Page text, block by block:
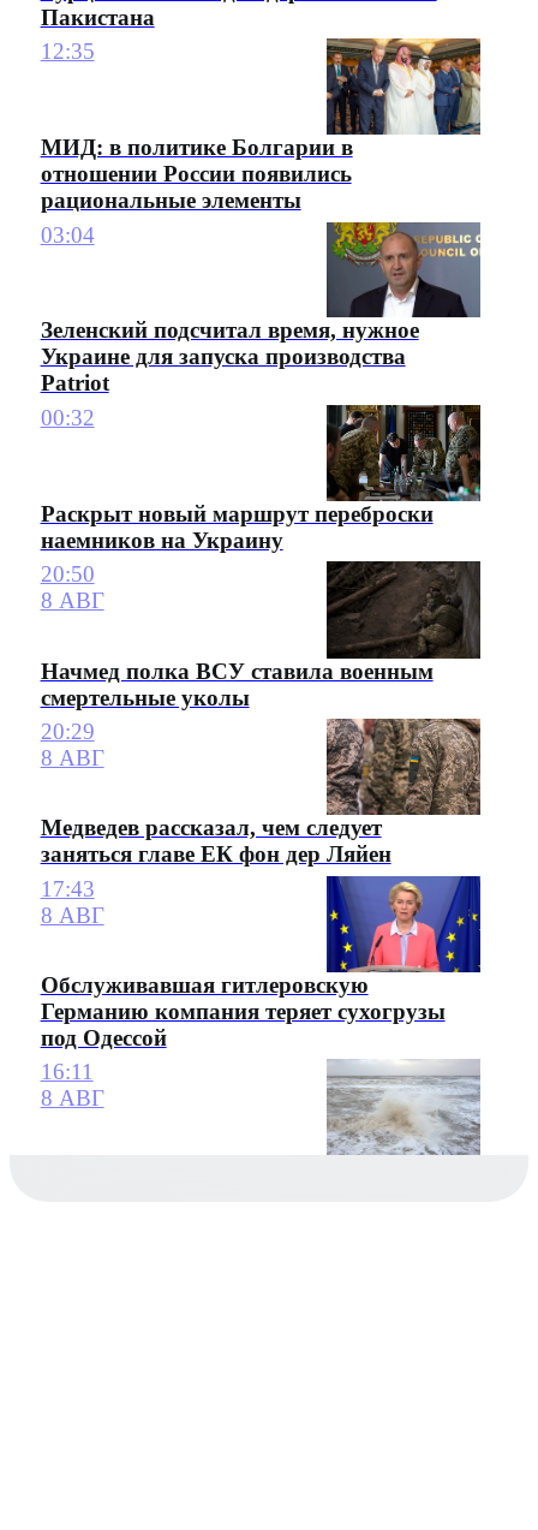
Пакистана
12:35
МИД: в политике Болгарии в
отношении России появились
рациональные элементы
03:04
Зеленский подсчитал время, нужное
Украине для запуска производства
Patriot
00:32
Раскрыт новый маршрут переброски
наемников на Украину
20:50
8 АВГ
Начмед полка ВСУ ставила военным
смертельные уколы
20:29
8 АВГ
Медведев рассказал, чем следует
заняться главе ЕК фон дер Ляйен
17:43
8 АВГ
Обслуживавшая гитлеровскую
Германию компания теряет сухогрузы
под Одессой
16:11
8 АВГ